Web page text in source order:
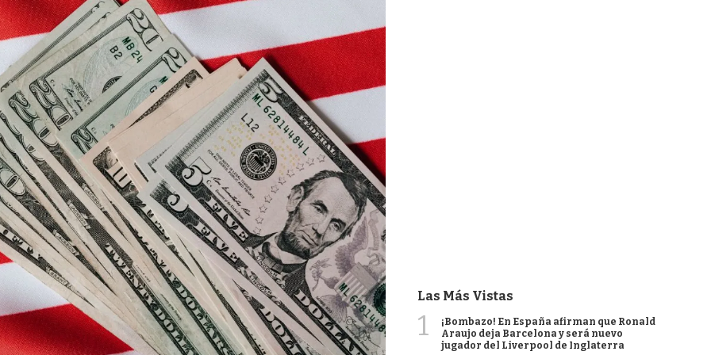
Las Más Vistas
1
¡Bombazo! En España afirman que Ronald
Araujo deja Barcelona y será nuevo
jugador del Liverpool de Inglaterra